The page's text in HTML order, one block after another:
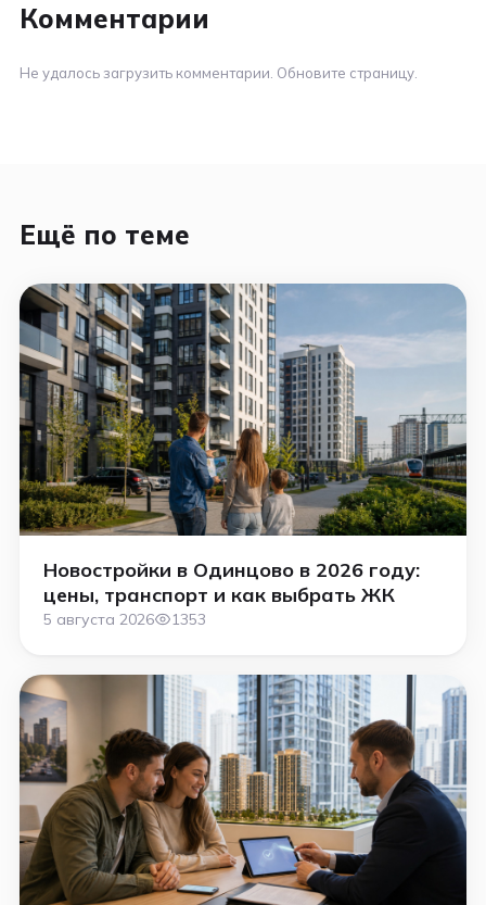
Комментарии
Не удалось загрузить комментарии. Обновите страницу.
Ещё по теме
Новостройки в Одинцово в 2026 году:
цены, транспорт и как выбрать ЖК
5 августа 2026 1353